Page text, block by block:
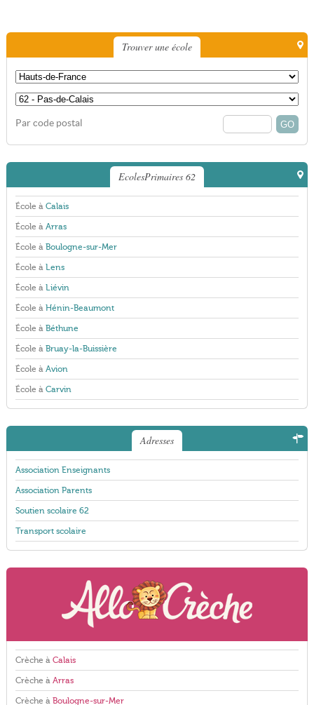
Trouver une école
Par code postal
EcolesPrimaires 62
École à Calais
École à Arras
École à Boulogne-sur-Mer
École à Lens
École à Liévin
École à Hénin-Beaumont
École à Béthune
École à Bruay-la-Buissière
École à Avion
École à Carvin
Adresses
Association Enseignants
Association Parents
Soutien scolaire 62
Transport scolaire
Crèche à Calais
Crèche à Arras
Crèche à Boulogne-sur-Mer